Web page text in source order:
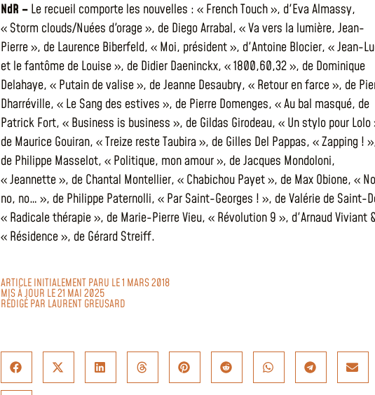
NdR – Le recueil comporte les nouvelles : « French Touch », d'Eva Almassy,
« Storm clouds/Nuées d'orage », de Diego Arrabal, « Va vers la lumière, Jean-
Pierre », de Laurence Biberfeld, « Moi, président », d'Antoine Blocier, « Jean-
et le fantôme de Louise », de Didier Daeninckx, « 1800,60,32 », de Dominique
Delahaye, « Putain de valise », de Jeanne Desaubry, « Retour en farce », de
Dharréville, « Le Sang des estives », de Pierre Domenges, « Au bal masqué, de
Patrick Fort, « Business is business », de Gildas Girodeau, « Un stylo pour Lolo
de Maurice Gouiran, « Treize reste Taubira », de Gilles Del Pappas, « Zapping !
de Philippe Masselot, « Politique, mon amour », de Jacques Mondoloni,
« Jeannette », de Chantal Montellier, « Chabichou Payet », de Max Obione, «
no, no… », de Philippe Paternolli, « Par Saint-Georges ! », de Valérie de Saint-
« Radicale thérapie », de Marie-Pierre Vieu, « Révolution 9 », d'Arnaud Viviant
« Résidence », de Gérard Streiff.
ARTICLE INITIALEMENT PARU LE 1 MARS 2018
MIS À JOUR LE 21 MAI 2025
RÉDIGÉ PAR LAURENT GREUSARD